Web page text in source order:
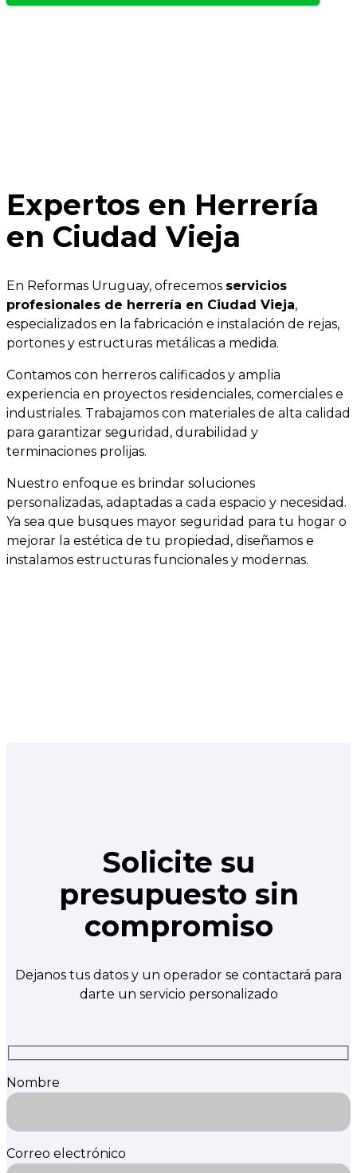
Expertos en Herrería
en Ciudad Vieja
En Reformas Uruguay, ofrecemos servicios
profesionales de herrería en Ciudad Vieja,
especializados en la fabricación e instalación de rejas,
portones y estructuras metálicas a medida.
Contamos con herreros calificados y amplia
experiencia en proyectos residenciales, comerciales e
industriales. Trabajamos con materiales de alta calidad
para garantizar seguridad, durabilidad y
terminaciones prolijas.
Nuestro enfoque es brindar soluciones
personalizadas, adaptadas a cada espacio y necesidad.
Ya sea que busques mayor seguridad para tu hogar o
mejorar la estética de tu propiedad, diseñamos e
instalamos estructuras funcionales y modernas.
Solicite su
presupuesto sin
compromiso
Dejanos tus datos y un operador se contactará para
darte un servicio personalizado
Nombre
Correo electrónico